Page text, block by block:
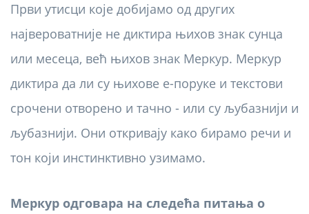
Први утисци које добијамо од других
највероватније не диктира њихов знак сунца
или месеца, већ њихов знак Меркур. Меркур
диктира да ли су њихове е-поруке и текстови
срочени отворено и тачно - или су љубазнији и
љубазнији. Они откривају како бирамо речи и
тон који инстинктивно узимамо.
Меркур одговара на следећа питања о